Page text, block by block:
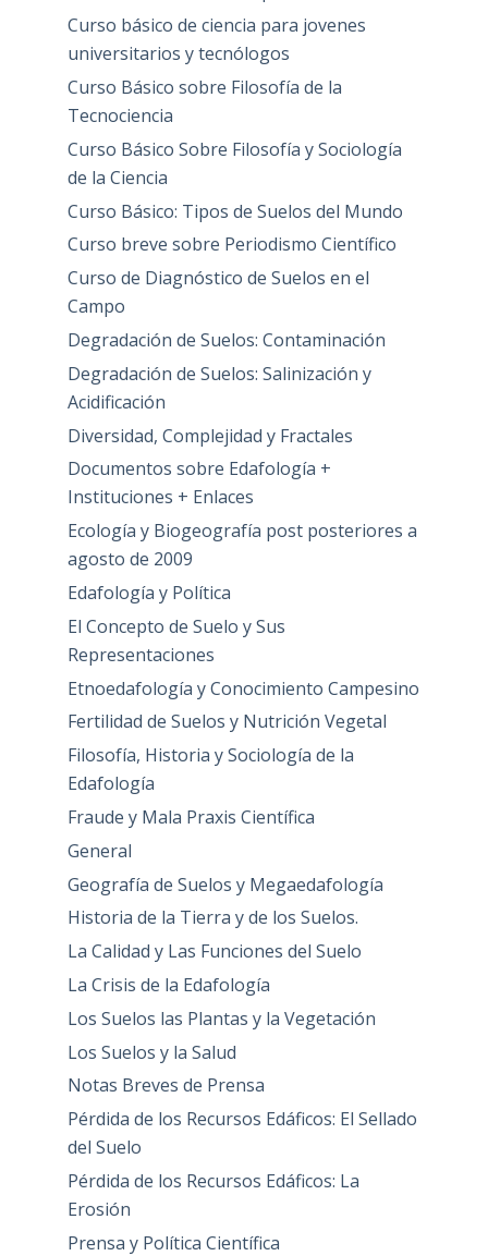
Curso básico de ciencia para jovenes
universitarios y tecnólogos
Curso Básico sobre Filosofía de la
Tecnociencia
Curso Básico Sobre Filosofía y Sociología
de la Ciencia
Curso Básico: Tipos de Suelos del Mundo
Curso breve sobre Periodismo Científico
Curso de Diagnóstico de Suelos en el
Campo
Degradación de Suelos: Contaminación
Degradación de Suelos: Salinización y
Acidificación
Diversidad, Complejidad y Fractales
Documentos sobre Edafología +
Instituciones + Enlaces
Ecología y Biogeografía post posteriores a
agosto de 2009
Edafología y Política
El Concepto de Suelo y Sus
Representaciones
Etnoedafología y Conocimiento Campesino
Fertilidad de Suelos y Nutrición Vegetal
Filosofía, Historia y Sociología de la
Edafología
Fraude y Mala Praxis Científica
General
Geografía de Suelos y Megaedafología
Historia de la Tierra y de los Suelos.
La Calidad y Las Funciones del Suelo
La Crisis de la Edafología
Los Suelos las Plantas y la Vegetación
Los Suelos y la Salud
Notas Breves de Prensa
Pérdida de los Recursos Edáficos: El Sellado
del Suelo
Pérdida de los Recursos Edáficos: La
Erosión
Prensa y Política Científica